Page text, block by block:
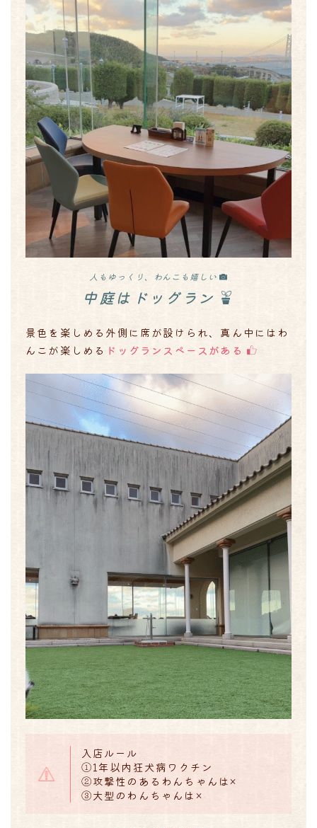
人もゆっくり、わんこも嬉しい
中庭はドッグラン
景色を楽しめる外側に席が設けられ、真ん中にはわ
んこが楽しめる ドッグランスペースがある
入店ルール
①1年以内狂犬病ワクチン
②攻撃性のあるわんちゃんは×
③大型のわんちゃんは×